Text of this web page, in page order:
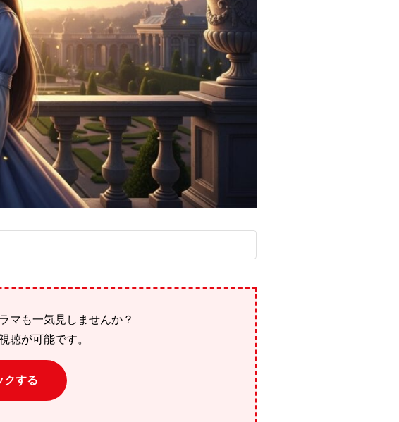
マも一気見しませんか？
聴が可能です。
クする